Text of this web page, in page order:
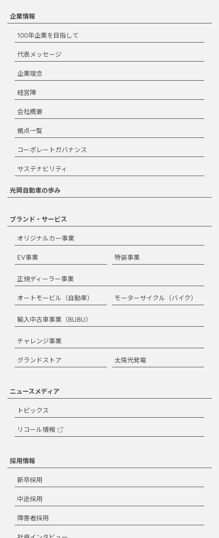
グ、商品化などの商業目的での
ドする場合は、本規約を承諾す
に同意します。
閉じる
企業情報
100年企業を目指して
代表メッセージ
企業理念
経営陣
会社概要
拠点一覧
コーポレートガバナンス
サステナビリティ
光岡自動車の歩み
ブランド・サービス
オリジナルカー事業
EV事業 特装事業
正規ディーラー事業
オートモービル（自動車） モーターサイクル（バイク）
輸入中古車事業（BUBU）
チャレンジ事業
グランドストア 太陽光発電
ニュースメディア
トピックス
リコール情報
採用情報
新卒採用
中途採用
障害者採用